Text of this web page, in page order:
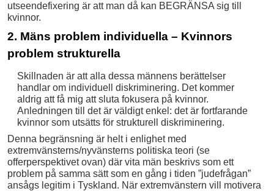
utseendefixering är att man då kan BEGRÄNSA sig till
kvinnor.
2. Mäns problem individuella – Kvinnors
problem strukturella
Skillnaden är att alla dessa männens berättelser
handlar om individuell diskriminering. Det kommer
aldrig att få mig att sluta fokusera på kvinnor.
Anledningen till det är väldigt enkel: det är fortfarande
kvinnor som utsätts för strukturell diskriminering.
Denna begränsning är helt i enlighet med
extremvänsterns/nyvänsterns politiska teori (se
offerperspektivet ovan) där vita män beskrivs som ett
problem på samma sätt som en gång i tiden ”judefrågan”
ansågs legitim i Tyskland. När extremvänstern vill motivera